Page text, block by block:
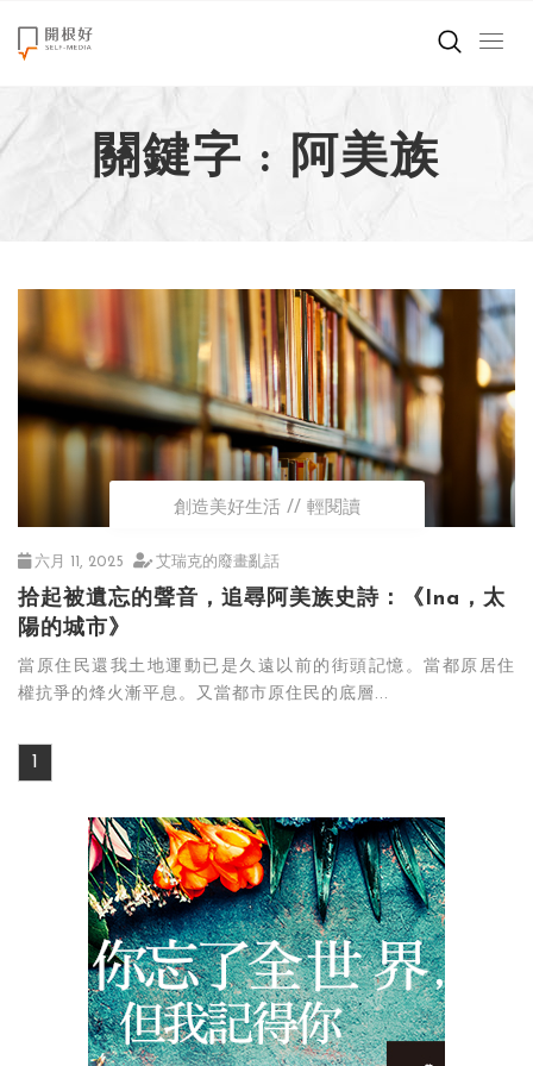
來點正能量
世界在想什麼
創造美好生活
職場商業經濟
影片專區
關於我們
關鍵字 : 阿美族
創造美好生活 輕閱讀
六月 11, 2025 艾瑞克的廢畫亂話
拾起被遺忘的聲音，追尋阿美族史詩：《Ina，太
陽的城市》
當原住民還我土地運動已是久遠以前的街頭記憶。當都原居住
權抗爭的烽火漸平息。又當都市原住民的底層...
1